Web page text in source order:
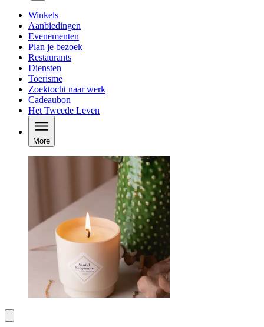
Winkels
Aanbiedingen
Evenementen
Plan je bezoek
Restaurants
Diensten
Toerisme
Zoektocht naar werk
Cadeaubon
Het Tweede Leven
More